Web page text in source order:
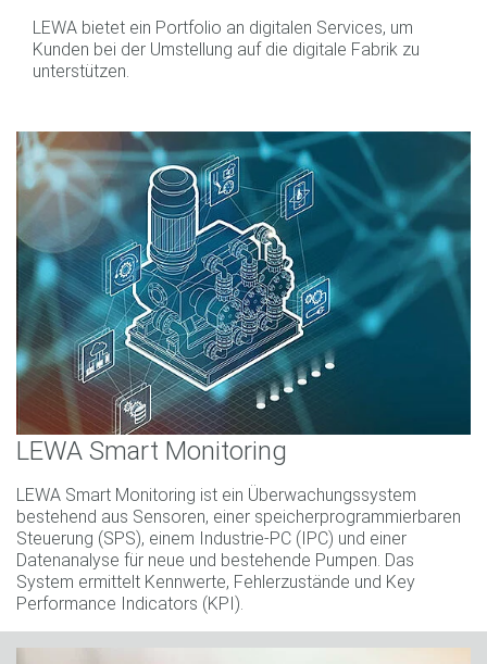
LEWA bietet ein Portfolio an digitalen Services, um
Kunden bei der Umstellung auf die digitale Fabrik zu
unterstützen.
LEWA Smart Monitoring
LEWA Smart Monitoring ist ein Überwachungssystem
bestehend aus Sensoren, einer speicherprogrammierbaren
Steuerung (SPS), einem Industrie-PC (IPC) und einer
Datenanalyse für neue und bestehende Pumpen. Das
System ermittelt Kennwerte, Fehlerzustände und Key
Performance Indicators (KPI).